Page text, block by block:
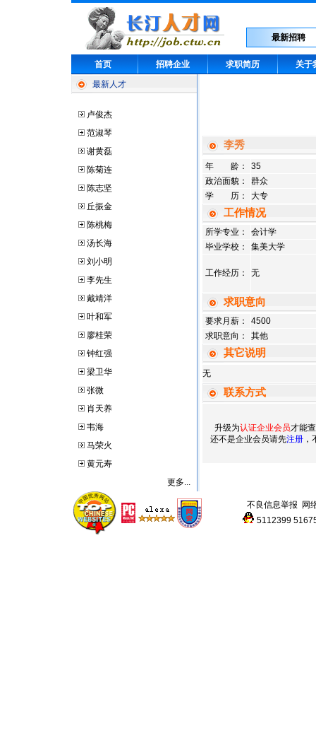
最新招聘
首页 招聘企业 求职简历
关于
最新人才
卢俊杰
范淑琴
谢黄磊
陈菊连
陈志坚
丘振金
陈桃梅
汤长海
刘小明
李先生
戴靖洋
叶和军
廖桂荣
钟红强
梁卫华
张微
肖天养
韦海
马荣火
黄元寿
更多...
李秀
年 龄：
35
政治面貌：
群众
学 历：
大专
工作情况
所学专业：
会计学
毕业学校：
集美大学
工作经历： 无
求职意向
要求月薪：
4500
求职意向：
其他
其它说明
无
联系方式
升级为认证企业会员才能
还不是企业会员请先注册
不良信息举报 网
5112399